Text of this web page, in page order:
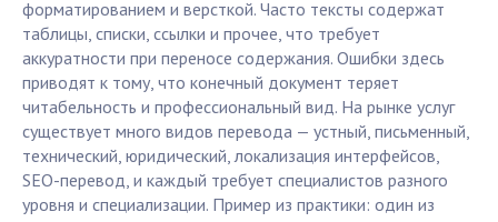
форматированием и версткой. Часто тексты содержат
таблицы, списки, ссылки и прочее, что требует
аккуратности при переносе содержания. Ошибки здесь
приводят к тому, что конечный документ теряет
читабельность и профессиональный вид. На рынке услуг
существует много видов перевода — устный, письменный,
технический, юридический, локализация интерфейсов,
SEO-перевод, и каждый требует специалистов разного
уровня и специализации. Пример из практики: один из